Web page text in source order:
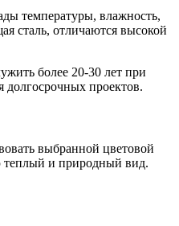
температуры, влажность,
сталь, отличаются высокой
более 20-30 лет при
долгосрочных проектов.
выбранной цветовой
теплый и природный вид.